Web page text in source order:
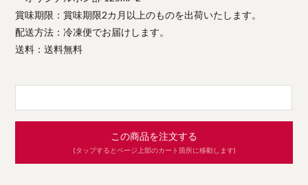
賞味期限：賞味期限2カ月以上のものを出荷いたします。
配送方法：冷凍便でお届けします。
送料：送料無料
この商品を注文する
(タップするとページ上部のカート箇所に移動します)